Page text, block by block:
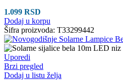
1.099 RSD
Dodaj u korpu
Šifra proizvoda: T33299442
Uporedi
Brzi pregled
Dodaj u listu želja